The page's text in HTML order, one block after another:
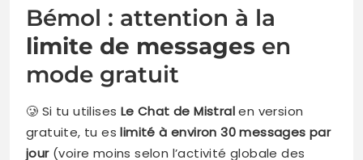
Bémol : attention à la
limite de messages en
mode gratuit
🥲 Si tu utilises Le Chat de Mistralen version
gratuite, tu eslimité à environ 30 messages par
jour(voire moins selon l’activité globale des